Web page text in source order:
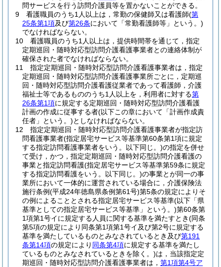
問サービスを行う訪問介護員等を置かないことができる。
9
看護職員のうち1人以上は，常勤の保健師又は看護師(第
25条第1項及び第26条において「常勤看護師等」という。)
でなければならない。
10
看護職員のうち1人以上は，提供時間帯を通じて，指定
定期巡回・随時対応型訪問介護看護事業者との連絡体制が
確保された者でなければならない。
11
指定定期巡回・随時対応型訪問介護看護事業者は，指定
定期巡回・随時対応型訪問介護看護事業所ごとに，定期巡
回・随時対応型訪問介護看護従業者であって看護師，介護
福祉士等であるもののうち1人以上を，利用者に対する第
26条第1項に規定する定期巡回・随時対応型訪問介護看護
計画の作成に従事する者(以下この章において「計画作成責
任者」という。)としなければならない。
12
指定定期巡回・随時対応型訪問介護看護事業者が指定訪
問看護事業者(指定居宅サービス等基準第60条第1項に規定
する指定訪問看護事業者をいう。以下同じ。)の指定を併せ
て受け，かつ，指定定期巡回・随時対応型訪問介護看護の
事業と指定訪問看護(指定居宅サービス等基準第59条に規定
する指定訪問看護をいう。以下同じ。)の事業とが同一の事
業所において一体的に運営されている場合に，介護保険法
施行条例(平成24年徳島県条例第61号)第5条の規定によりそ
の例によることとされる指定居宅サービス等基準(以下「県
基準としての指定居宅サービス等基準」という。)第60条第
1項第1号イに規定する人員に関する基準を満たすとき(同条
第5項の規定により同条第1項第1号イ及び第2号に規定する
基準を満たしているものとみなされているとき及び第191
条第14項の規定により 同条第4項に規定する基準を満たし
ているものとみなされているときを除く。)は，当該指定定
期巡回・随時対応型訪問介護看護事業者は， 第1項第4号ア